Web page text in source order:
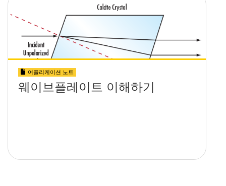
어플리케이션 노트
웨이브플레이트 이해하기